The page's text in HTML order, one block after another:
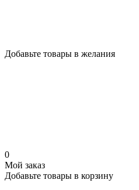
Добавьте товары в желания
0
Мой заказ
Добавьте товары в корзину